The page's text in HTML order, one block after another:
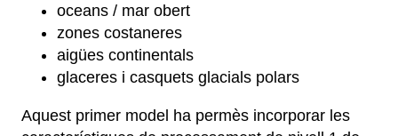
oceans / mar obert
zones costaneres
aigües continentals
glaceres i casquets glacials polars
Aquest primer model ha permès incorporar les